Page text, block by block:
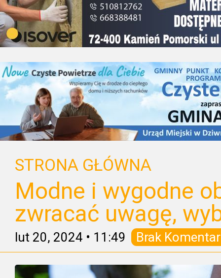
STRONA GŁÓWNA
Modne i wygodne
zwracać uwagę,
lut 20, 2024 • 11:49 Brak